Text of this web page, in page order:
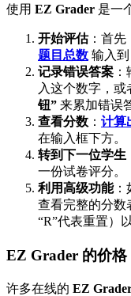
使用 EZ Grader 是一
开始评估：首先
题目总数 输入到
记录错误答案
入这个数字，
钮” 来累加错误
查看分数 ： 计算
在输入框下方。
转到下一位学生
一份试卷评分。
利用高级功能：
查看完整的分数
“R”代表重置）
EZ Grader 的价格
许多在线的 EZ